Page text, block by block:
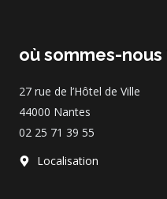
où sommes-nous
27 rue de l’Hôtel de Ville
44000 Nantes
02 25 71 39 55
Localisation